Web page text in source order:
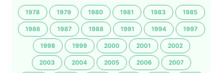
1978 1979 1980 1981 1983 1985
1986 1987 1988 1991 1994 1997
1998 1999 2000 2001 2002
2003 2004 2005 2006 2007